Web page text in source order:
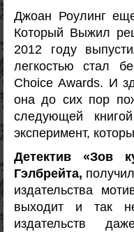
Джоан Роулинг
Который Выжил
2012 году
легкостью стал
Choice Awards. И
она до сих пор
следующей
эксперимент,
Детектив «Зов
Гэлбрейта,
издательства
выходит и так
издательств